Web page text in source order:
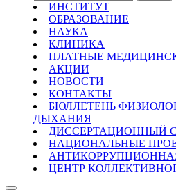
ИНСТИТУТ
ОБРАЗОВАНИЕ
НАУКА
КЛИНИКА
ПЛАТНЫЕ
АКЦИИ
НОВОСТИ
КОНТАКТЫ
БЮЛЛЕТЕНЬ
ДЫХАНИЯ
ДИССЕРТАЦИОННЫЙ
НАЦИОНАЛЬНЫЕ
ЦЕНТР